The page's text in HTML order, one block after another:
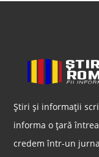
Știri și informații
informa o țară
credem într-un